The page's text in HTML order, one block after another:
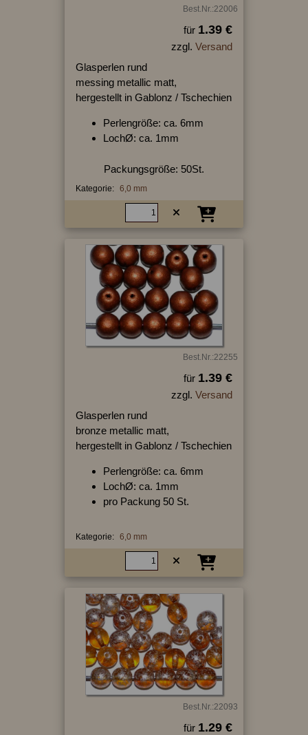
Best.Nr.:22006
für 1.39 €
zzgl. Versand
Glasperlen rund
messing metallic matt,
hergestellt in Gablonz / Tschechien
Perlengröße: ca. 6mm
LochØ: ca. 1mm
Packungsgröße: 50St.
Kategorie: 6,0 mm
Best.Nr.:22255
für 1.39 €
zzgl. Versand
Glasperlen rund
bronze metallic matt,
hergestellt in Gablonz / Tschechien
Perlengröße: ca. 6mm
LochØ: ca. 1mm
pro Packung 50 St.
Kategorie: 6,0 mm
Best.Nr.:22093
für 1.29 €